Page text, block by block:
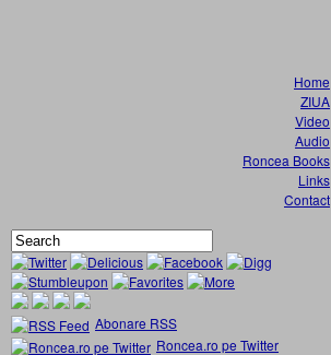
Home
ZIUA
Video
Audio
Roncea Books
Links
Contact
Abonare RSS
Roncea.ro pe Twitter